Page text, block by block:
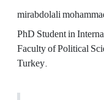
mirabdolali
PhD Student in
Faculty of Political
Turkey.